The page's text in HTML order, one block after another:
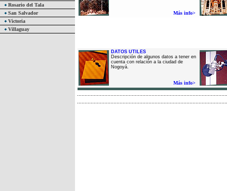
Rosario del Tala
San Salvador
Victoria
Villaguay
Más info>
DATOS UTILES
Descripción de algunos datos a tener en
cuenta con relación a la ciudad de
Nogoyá.
Más info>